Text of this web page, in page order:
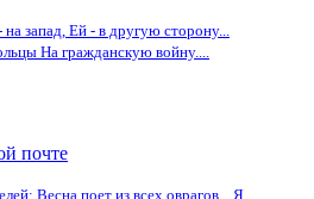
запад, Ей - в другую сторону...
На гражданскую войну....
почте
Весна поет из всех оврагов... Я